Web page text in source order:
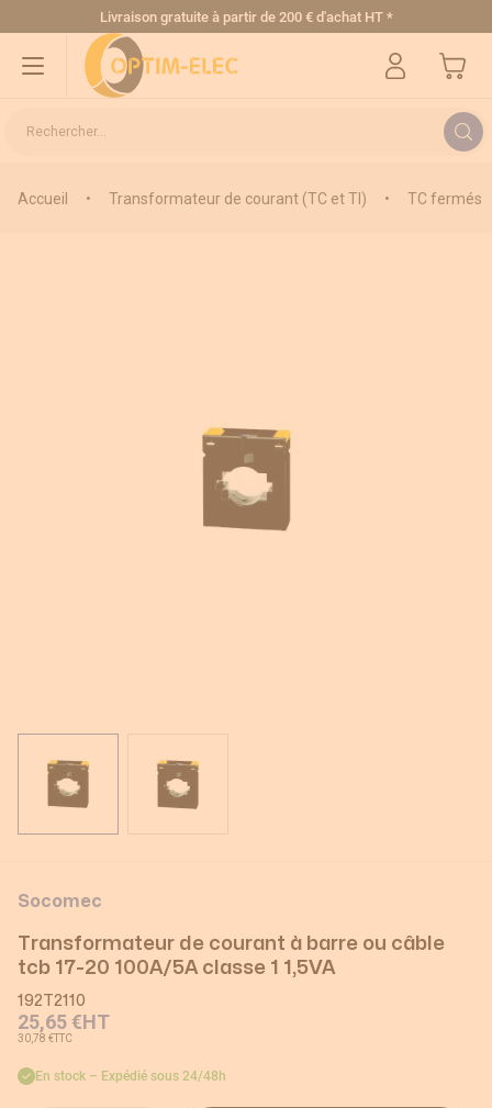
Allez au contenuLivraison gratuite à partir de 200 € d'achat HT *
Mon
Rechercher...
Accueil • Transformateur de courant (TC et TI) • TC fermés
Socomec
Transformateur de courant à barre ou câble
tcb 17-20 100A/5A classe 1 1,5VA
192T2110
25,65 €HT
30,78 €TTC
En stock – Expédié sous 24/48h